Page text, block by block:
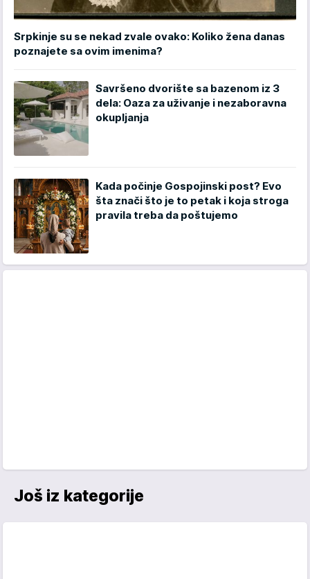
Srpkinje su se nekad zvale ovako: Koliko žena danas
poznajete sa ovim imenima?
Savršeno dvorište sa bazenom iz 3
dela: Oaza za uživanje i nezaboravna
okupljanja
Kada počinje Gospojinski post? Evo
šta znači što je to petak i koja stroga
pravila treba da poštujemo
Još iz kategorije